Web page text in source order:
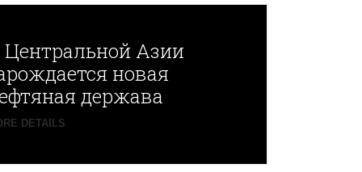
Центральной Азии
новая
держава
DETAILS